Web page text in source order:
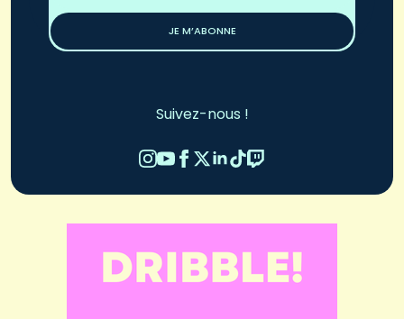
JE M’ABONNE
Suivez-nous !